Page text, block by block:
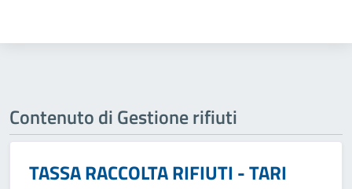
Contenuto di Gestione rifiuti
TASSA RACCOLTA RIFIUTI - TARI